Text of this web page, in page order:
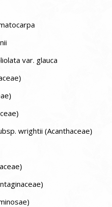
var. glauca
wrightii (Acanthaceae)